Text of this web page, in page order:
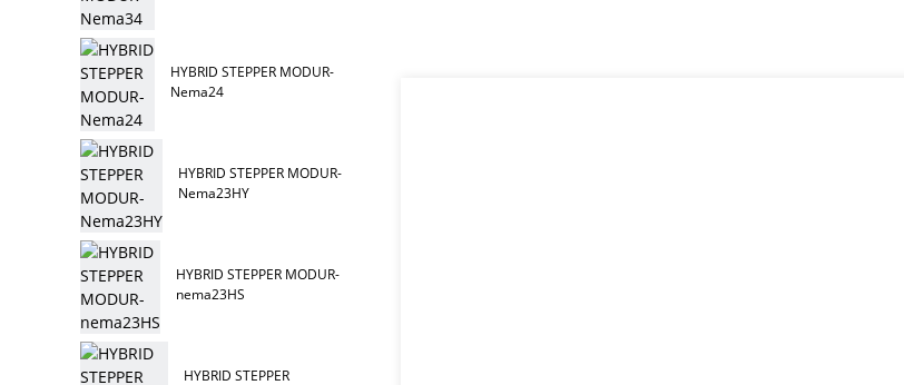
HYBRID STEPPER MODUR-
Nema24
HYBRID STEPPER MODUR-
Nema23HY
HYBRID STEPPER MODUR-
nema23HS
HYBRID STEPPER